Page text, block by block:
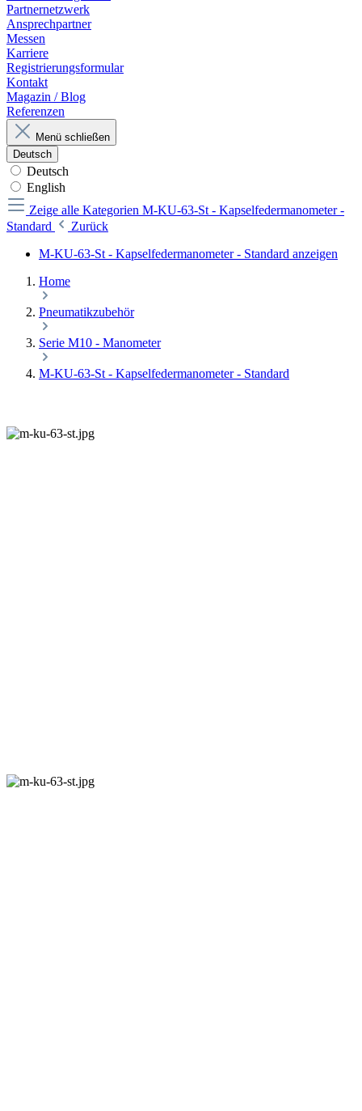
Partnernetzwerk
Ansprechpartner
Messen
Karriere
Registrierungsformular
Kontakt
Magazin / Blog
Referenzen
Menü schließen
Deutsch
Deutsch
English
Zeige alle Kategorien M-KU-63-St - Kapselfedermanometer -
Standard
Zurück
M-KU-63-St - Kapselfedermanometer - Standard anzeigen
Home
Pneumatikzubehör
Serie M10 - Manometer
M-KU-63-St - Kapselfedermanometer - Standard